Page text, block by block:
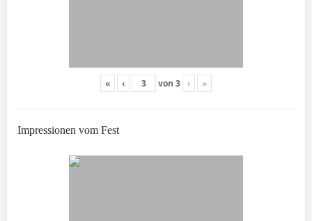
« ‹ von 3 › »
Impressionen vom Fest